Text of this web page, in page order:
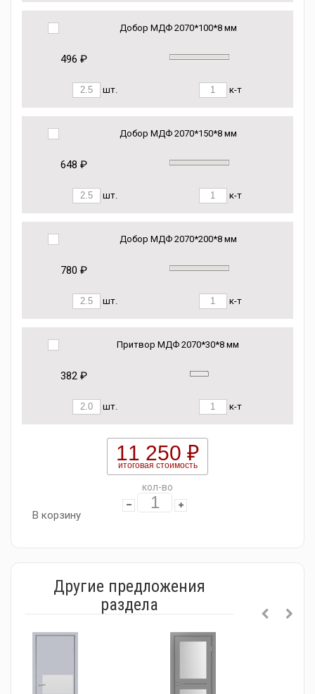
Добор МДФ 2070*100*8 мм
496 ₽
шт. к-т
Добор МДФ 2070*150*8 мм
648 ₽
шт. к-т
Добор МДФ 2070*200*8 мм
780 ₽
шт. к-т
Притвор МДФ 2070*30*8 мм
382 ₽
шт. к-т
11 250 ₽
итоговая стоимость
кол-во
В корзину
Другие предложения
раздела